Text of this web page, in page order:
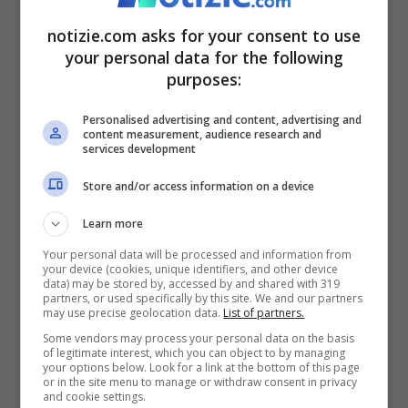
una sconfitta per lo Stato, per la giustizia e
mia personale.Un dolore personale“.
Carceri, Nordio afferma:
“Ogni suicidio è una
sconfitta per lo Stato”
La circolare che abbiamo emanato di
recente per aumentare l’aiuto psicologico
ai detenuti che versano in condizione di
particolare disagio si inserisce in una
volontà più ampia di vicinanza verso i
notizie.com asks for your consent to use
your personal data for the following
purposes:
Personalised advertising and content, advertising and
content measurement, audience research and
services development
Store and/or access information on a device
Learn more
Your personal data will be processed and information from
your device (cookies, unique identifiers, and other device
data) may be stored by, accessed by and shared with 319
partners, or used specifically by this site. We and our partners
may use precise geolocation data. List of partners.
Some vendors may process your personal data on the basis
of legitimate interest, which you can object to by managing
your options below. Look for a link at the bottom of this page
or in the site menu to manage or withdraw consent in privacy
and cookie settings.